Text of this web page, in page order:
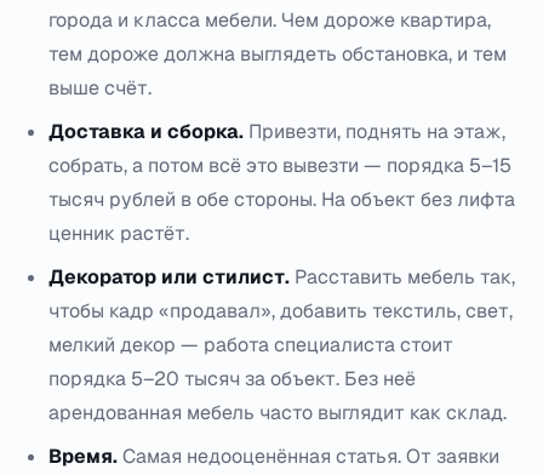
города и класса мебели. Чем дороже квартира,
тем дороже должна выглядеть обстановка, и тем
выше счёт.
Доставка и сборка. Привезти, поднять на этаж,
собрать, а потом всё это вывезти — порядка 5–15
тысяч рублей в обе стороны. На объект без лифта
ценник растёт.
Декоратор или стилист. Расставить мебель так,
чтобы кадр «продавал», добавить текстиль, свет,
мелкий декор — работа специалиста стоит
порядка 5–20 тысяч за объект. Без неё
арендованная мебель часто выглядит как склад.
Время.Самая недооценённая статья. От заявки